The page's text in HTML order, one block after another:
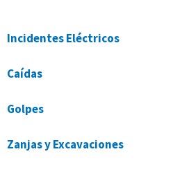
Incidentes Eléctricos
Caídas
Golpes
Zanjas y Excavaciones